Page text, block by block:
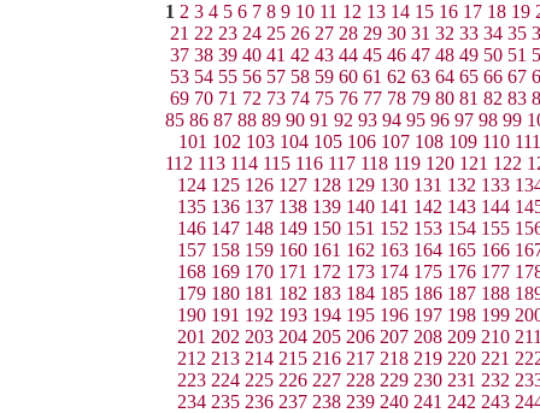
1 2 3 4 5 6 7 8 9 10 11 12 13 14 15 16 17 18 19
21 22 23 24 25 26 27 28 29 30 31 32 33 34 35
37 38 39 40 41 42 43 44 45 46 47 48 49 50 51
53 54 55 56 57 58 59 60 61 62 63 64 65 66 67
69 70 71 72 73 74 75 76 77 78 79 80 81 82 83
85 86 87 88 89 90 91 92 93 94 95 96 97 98 99
101 102 103 104 105 106 107 108 109 110 111
112 113 114 115 116 117 118 119 120 121 122
124 125 126 127 128 129 130 131 132 133
135 136 137 138 139 140 141 142 143 144
146 147 148 149 150 151 152 153 154 155
157 158 159 160 161 162 163 164 165 166
168 169 170 171 172 173 174 175 176 177
179 180 181 182 183 184 185 186 187 188
190 191 192 193 194 195 196 197 198 199
201 202 203 204 205 206 207 208 209 210
212 213 214 215 216 217 218 219 220 221
223 224 225 226 227 228 229 230 231 232
234 235 236 237 238 239 240 241 242 243